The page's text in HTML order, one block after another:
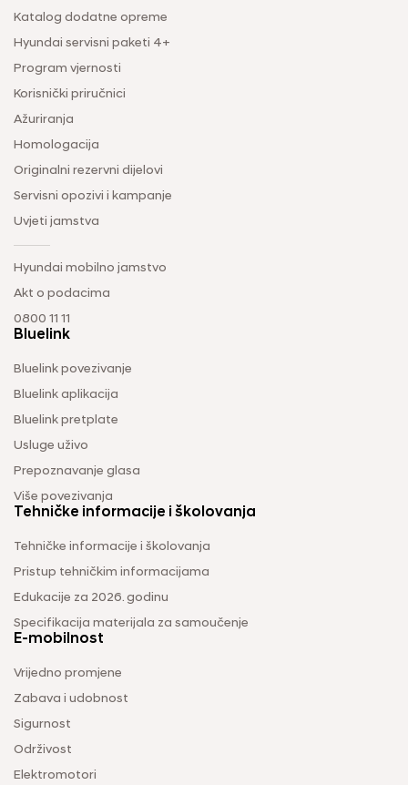
Katalog dodatne opreme
Hyundai servisni paketi 4+
Program vjernosti
Korisnički priručnici
Ažuriranja
Homologacija
Originalni rezervni dijelovi
Servisni opozivi i kampanje
Uvjeti jamstva
Hyundai mobilno jamstvo
Akt o podacima
0800 11 11
Bluelink
Bluelink povezivanje
Bluelink aplikacija
Bluelink pretplate
Usluge uživo
Prepoznavanje glasa
Više povezivanja
Tehničke informacije i školovanja
Tehničke informacije i školovanja
Pristup tehničkim informacijama
Edukacije za 2026. godinu
Specifikacija materijala za samoučenje
E-mobilnost
Vrijedno promjene
Zabava i udobnost
Sigurnost
Održivost
Elektromotori